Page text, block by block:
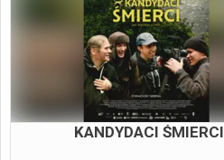
KANDYDACI ŚMIERCI